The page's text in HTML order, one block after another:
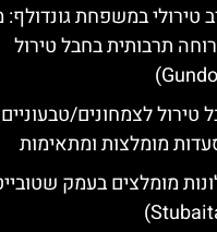
טירולי במשפחת גונדולף:
תרבותית בחבל טירול
טירול לצמחונים/
מומלצות ומתאימות
מומלצים בעמק